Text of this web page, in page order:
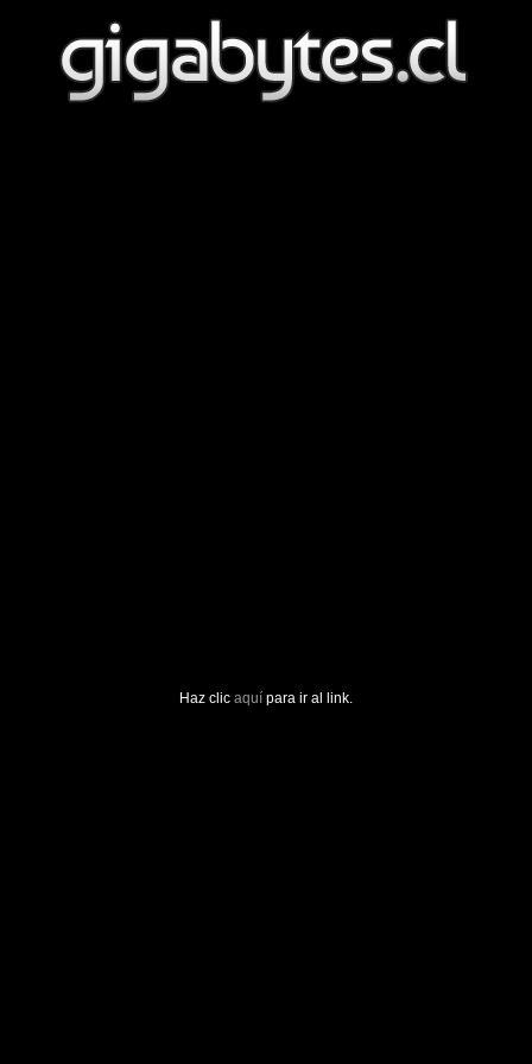
Haz clic aquí para ir al link.